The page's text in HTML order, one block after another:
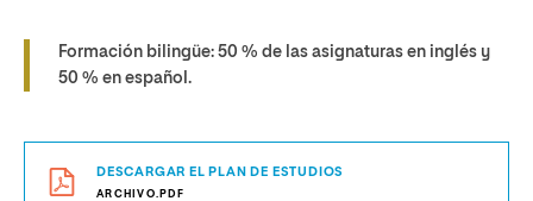
Formación bilingüe: 50 % de las asignaturas en inglés y
50 % en español.
DESCARGAR EL PLAN DE ESTUDIOS
ARCHIVO.PDF